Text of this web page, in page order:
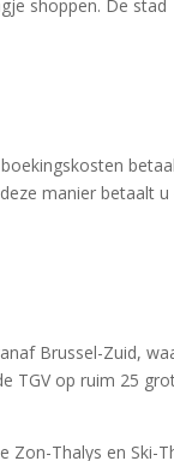
shoppen. De stad
manier betaalt u
Brussel-Zuid,
TGV op ruim 25
Zon-Thalys en Ski-